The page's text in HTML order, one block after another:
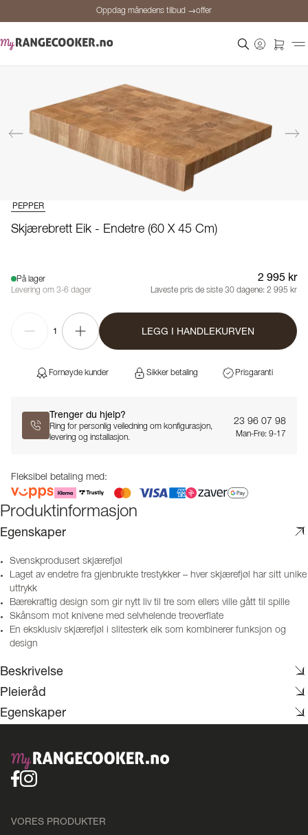
Oppdag månedens tilbud →offer
Personlig rådgivning
Oppdag månedens tilbud →offer
PEPPER
Skjærebrett Eik - Endetre (60 X 45 Cm)
På lager
Levering om 3-6 dager
2 995 kr
Laveste pris de siste 30 dagene: 2 995 kr
1 LEGG I HANDLEKURVEN
Fornøyde kunder Sikker betaling Prisgaranti
Trenger du hjelp?
Ring for personlig veiledning om konfigurasjon,
levering og installasjon.
23 96 07 98
Man-Fre: 9-17
Fleksibel betaling med:
Produktinformasjon
Egenskaper
Svenskprodusert skjærefjøl
Laget av endetre fra gjenbrukte trestykker – hver skjærefjøl har sitt unike
uttrykk
Bærekraftig design som gir nytt liv til tre som ellers ville gått til spille
Skånsom mot knivene med selvhelende treoverflate
En eksklusiv skjærefjøl i slitesterk eik som kombinerer funksjon og
design
Beskrivelse
Pleieråd
Egenskaper
VORES PRODUKTER